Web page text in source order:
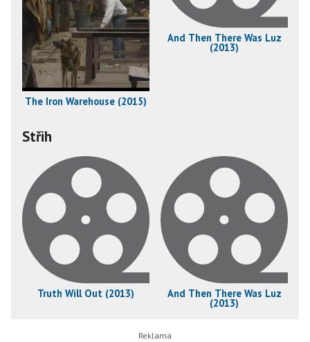
The Iron Warehouse (2015)
And Then There Was Luz
(2013)
Střih
Truth Will Out (2013) And Then There Was Luz
(2013)